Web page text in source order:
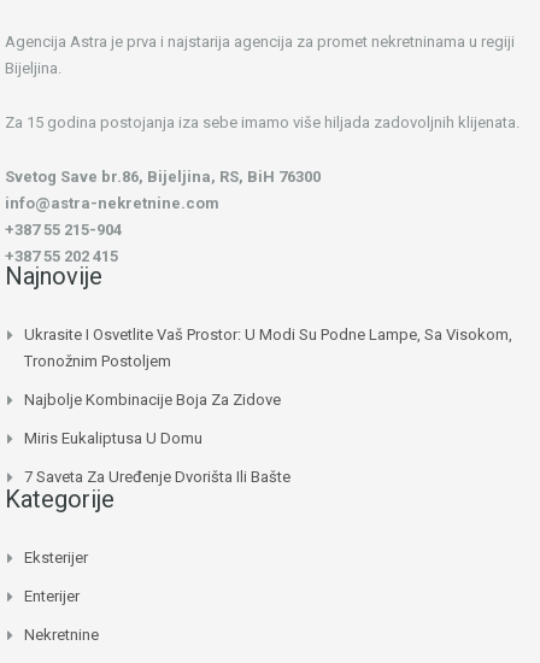
Agencija Astra je prva i najstarija agencija za promet nekretninama u regiji
Bijeljina.
Za 15 godina postojanja iza sebe imamo više hiljada zadovoljnih klijenata.
Svetog Save br.86, Bijeljina, RS, BiH 76300
info@astra-nekretnine.com
+387 55 215-904
+387 55 202 415
Najnovije
Ukrasite I Osvetlite Vaš Prostor: U Modi Su Podne Lampe, Sa Visokom,
Tronožnim Postoljem
Najbolje Kombinacije Boja Za Zidove
Miris Eukaliptusa U Domu
7 Saveta Za Uređenje Dvorišta Ili Bašte
Kategorije
Eksterijer
Enterijer
Nekretnine